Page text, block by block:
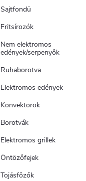
Sajtfondü
Fritsírozók
Nem elektromos
edények/serpenyők
Ruhaborotva
Elektromos edények
Konvektorok
Borotvák
Elektromos grillek
Öntözőfejek
Tojásfőzők